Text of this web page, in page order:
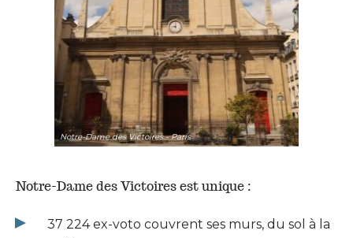
Notre-Dame des Victoires - Paris
Notre-Dame des Victoires est unique :
37 224 ex-voto couvrent ses murs, du sol à la